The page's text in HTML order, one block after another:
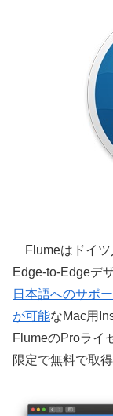
Flumeはドイツ
Edge-to-Edgeデ
日本語へのサポー
が可能なMac用
FlumeのProライ
限定で無料で取